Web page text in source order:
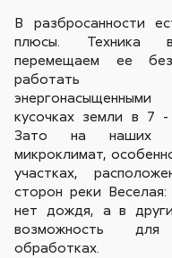
В разбросанности
плюсы. Техника
перемещаем ее
работать
кусочках земли в 7
Зато на наших
микроклимат,
участках,
сторон реки
нет дождя, а в
возможность
обработках.